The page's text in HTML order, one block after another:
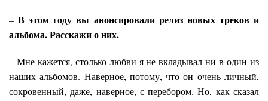
–В этом году вы анонсировали релиз новых треков и
альбома. Расскажи о них.
– Мне кажется, столько любви я не вкладывал ни в один из
наших альбомов. Наверное, потому, что он очень личный,
сокровенный, даже, наверное, с перебором. Но, как сказал